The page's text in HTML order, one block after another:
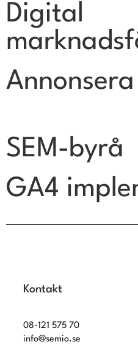
Digital
SEM-byrå
GA4
Kontakt
08-121 575 70
info@semio.se